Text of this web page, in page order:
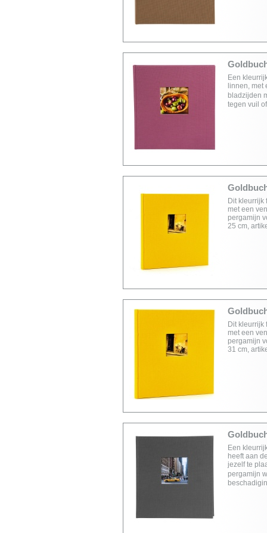
Een
linnen, met
bladzijden
tegen vuil
Dit kleurrijk
met een
pergamijn
25 cm,
Dit kleurrijk
met een
pergamijn
31 cm,
Een
heeft aan
jezelf te
pergamijn